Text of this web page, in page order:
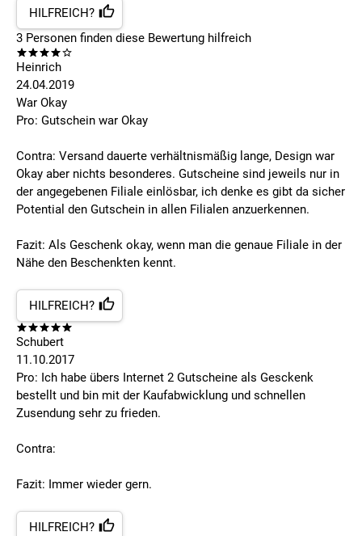
HILFREICH?
3 Personen finden diese Bewertung hilfreich
Heinrich
24.04.2019
War Okay
Pro: Gutschein war Okay
Contra: Versand dauerte verhältnismäßig lange, Design war
Okay aber nichts besonderes. Gutscheine sind jeweils nur in
der angegebenen Filiale einlösbar, ich denke es gibt da sicher
Potential den Gutschein in allen Filialen anzuerkennen.
Fazit: Als Geschenk okay, wenn man die genaue Filiale in der
Nähe den Beschenkten kennt.
HILFREICH?
Schubert
11.10.2017
Pro: Ich habe übers Internet 2 Gutscheine als Gesckenk
bestellt und bin mit der Kaufabwicklung und schnellen
Zusendung sehr zu frieden.
Contra:
Fazit: Immer wieder gern.
HILFREICH?